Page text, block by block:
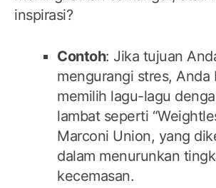
inspirasi?
Contoh: Jika tujuan
mengurangi stres, Anda
memilih lagu-lagu
lambat seperti
Marconi Union, yang
dalam menurunkan
kecemasan.